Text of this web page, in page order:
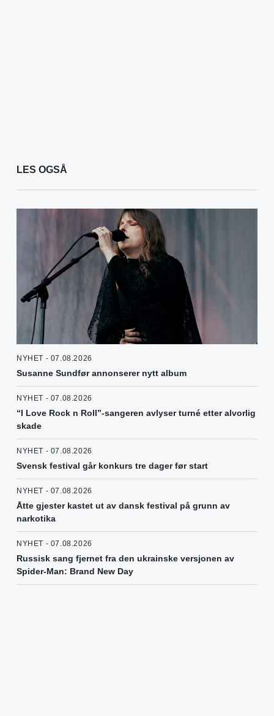
LES OGSÅ
NYHET - 07.08.2026
Susanne Sundfør annonserer nytt album
NYHET - 07.08.2026
“I Love Rock n Roll”-sangeren avlyser turné etter alvorlig
skade
NYHET - 07.08.2026
Svensk festival går konkurs tre dager før start
NYHET - 07.08.2026
Åtte gjester kastet ut av dansk festival på grunn av
narkotika
NYHET - 07.08.2026
Russisk sang fjernet fra den ukrainske versjonen av
Spider-Man: Brand New Day